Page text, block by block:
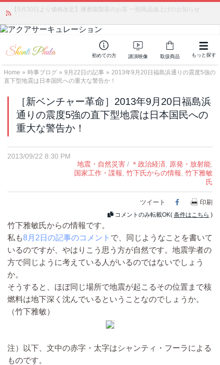
【9月30日より価格改定】播磨園製茶のお茶 一部商品値上げのお知らせ
「みんなの備蓄・災害対策」 vol.4 〜断水・燃料不足・停電対策
初めての方 講演映像 取扱商品 もっと探す
Home » 時事ブログ » 9月22日の記事 » 2013年9月20日福島浜通りの震度5強の
直下型地震は日本国民への重大な警告か！
［新ベンチャー革命］2013年9月20日福島浜
通りの震度5強の直下型地震は日本国民への
重大な警告か！
2013/09/22 8:30 PM
地震・自然災害 / ＊政治経済 原発・放射能
国家工作・諜報 竹下氏からの情報 竹下雅敏
氏
ツイート Facebook
印刷
コメントのみ転載OK( 条件はこちら )
竹下雅敏氏からの情報です。
私も8月2日の記事のコメント で、同じようなことを書いて
いるのですが、やはりこう思う方が自然です。地震学者の
方で同じように考えている人がいるのではないでしょう
か。
そうすると、ほぼ同じ場所で地震が起こるその位置まで核
燃料は地下深く沈んでいるということなのでしょうか。
（竹下雅敏）
注）以下、文中の赤字・太字はシャンティ・フーラによる
ものです。